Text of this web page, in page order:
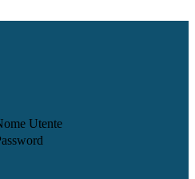
Utente